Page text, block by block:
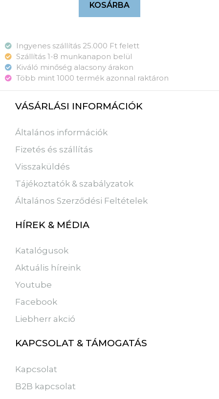
KOSÁRBA
Ingyenes szállítás 25.000 Ft felett
Szállítás 1-8 munkanapon belül
Kiváló minőség alacsony árakon
Több mint 1000 termék azonnal raktáron
VÁSÁRLÁSI INFORMÁCIÓK
Általános információk
Fizetés és szállítás
Visszaküldés
Tájékoztatók & szabályzatok
Általános Szerződési Feltételek
HÍREK & MÉDIA
Katalógusok
Aktuális híreink
Youtube
Facebook
Liebherr akció
KAPCSOLAT & TÁMOGATÁS
Kapcsolat
B2B kapcsolat